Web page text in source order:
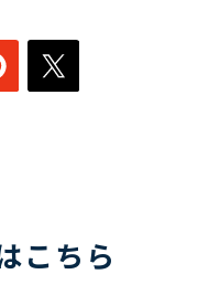
こちら